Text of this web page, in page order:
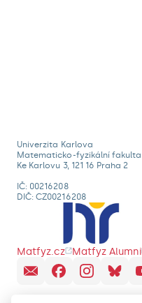
Univerzita Karlova
Matematicko-fyzikální fakulta
Ke Karlovu 3, 121 16 Praha 2
IČ: 00216208
DIČ: CZ00216208
Matfyz.cz Matfyz Alumni